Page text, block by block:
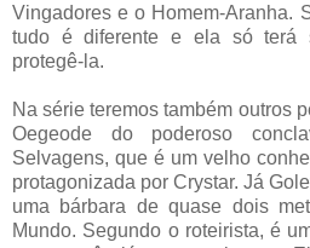
Vingadores e o Homem-Aranha.
tudo é diferente e ela só terá
protegê-la.
Na série teremos também outros
Oegeode do poderoso
Selvagens, que é um velho
protagonizada por Crystar. Já
uma bárbara de quase dois
Mundo. Segundo o roteirista, é